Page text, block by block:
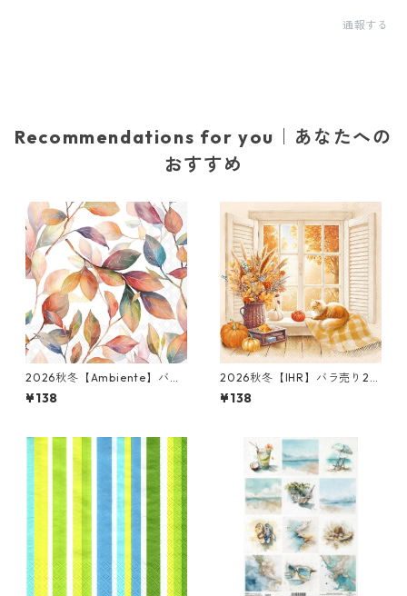
通報する
Recommendations for you｜あなたへの
おすすめ
2026秋冬【Ambiente】バラ
売り2枚 ランチサイズ ペーパ
ーナプキン colouful leavesホ
¥138
2026秋冬【IHR】バラ売り2枚
ランチサイズ ペーパーナプキ
ン Cozy Fall View クリーム
¥138